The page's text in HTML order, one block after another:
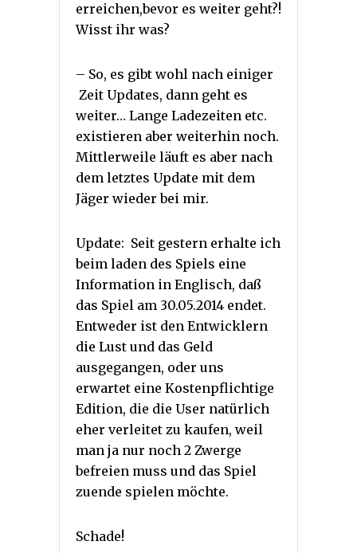
erreichen,bevor es weiter geht?!
Wisst ihr was?
– So, es gibt wohl nach einiger
Zeit Updates, dann geht es
weiter… Lange Ladezeiten etc.
existieren aber weiterhin noch.
Mittlerweile läuft es aber nach
dem letztes Update mit dem
Jäger wieder bei mir.
Update: Seit gestern erhalte ich
beim laden des Spiels eine
Information in Englisch, daß
das Spiel am 30.05.2014 endet.
Entweder ist den Entwicklern
die Lust und das Geld
ausgegangen, oder uns
erwartet eine Kostenpflichtige
Edition, die die User natürlich
eher verleitet zu kaufen, weil
man ja nur noch 2 Zwerge
befreien muss und das Spiel
zuende spielen möchte.
Schade!